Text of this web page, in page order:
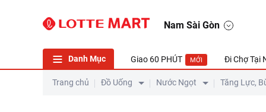
Nam Sài Gòn
Danh Mục Giao 60 PHÚT MỚI Đi Chợ Tại
Trang chủ Đồ Uống Nước Ngọt Tăng Lực,